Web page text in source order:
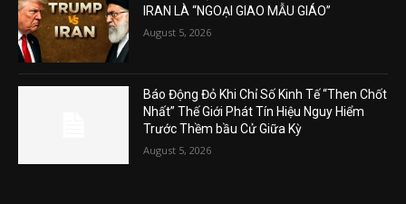
IRAN LÀ “NGOẠI GIAO MẪU GIÁO”
August 5, 2026
Báo Động Đỏ Khi Chỉ Số Kinh Tế “Then Chốt
Nhất” Thế Giới Phát Tín Hiệu Nguy Hiểm
Trước Thềm bầu Cử Giữa Kỳ
August 5, 2026